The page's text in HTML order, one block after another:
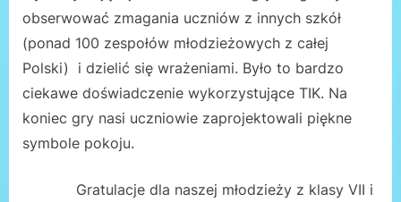
obserwować zmagania uczniów z innych szkół
(ponad 100 zespołów młodzieżowych z całej
Polski) i dzielić się wrażeniami. Było to bardzo
ciekawe doświadczenie wykorzystujące TIK. Na
koniec gry nasi uczniowie zaprojektowali piękne
symbole pokoju.
Gratulacje dla naszej młodzieży z klasy VII i